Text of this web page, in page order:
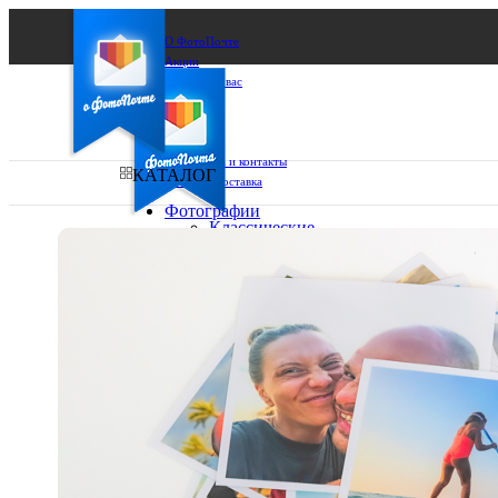
О ФотоПочте
Акции
Сделаем за вас
Бизнесу
FAQ
Франшиза
Поддержка и контакты
Оплата и доставка
Выберите из списка:
КАТАЛОГ
Фотографии
Классические
10х15
15х15
15х20
20х20
20х30
30х30
30х40
Фото
в